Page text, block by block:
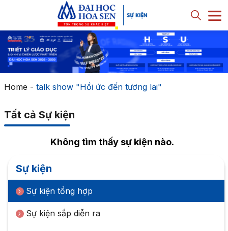
Home - talk show "Hồi ức đến tương lai"
Tất cả Sự kiện
Không tìm thấy sự kiện nào.
Sự kiện
Sự kiện tổng hợp
Sự kiện sắp diễn ra